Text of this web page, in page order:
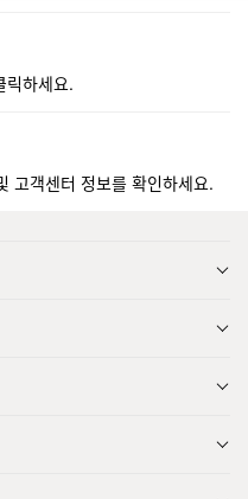
릭하세요.
고객센터 정보를 확인하세요.